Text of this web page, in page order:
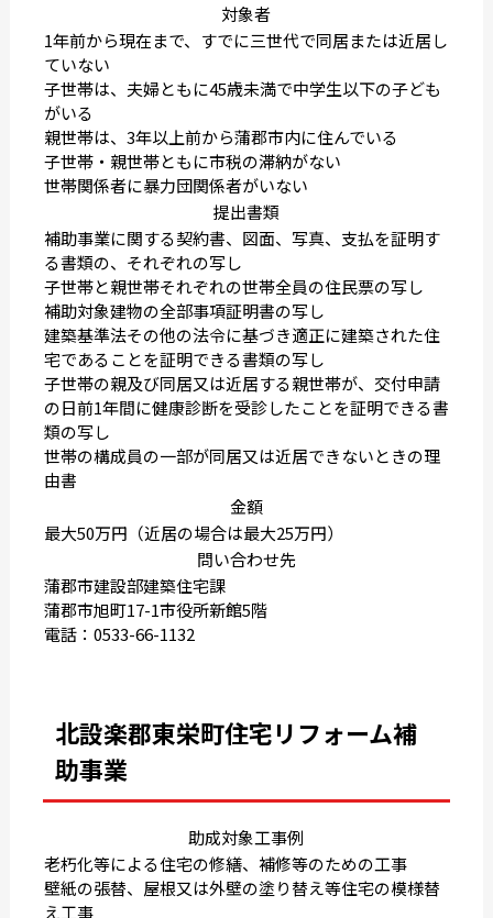
対象者
1年前から現在まで、すでに三世代で同居または近居し
ていない
子世帯は、夫婦ともに45歳未満で中学生以下の子ども
がいる
親世帯は、3年以上前から蒲郡市内に住んでいる
子世帯・親世帯ともに市税の滞納がない
世帯関係者に暴力団関係者がいない
提出書類
補助事業に関する契約書、図面、写真、支払を証明す
る書類の、それぞれの写し
子世帯と親世帯それぞれの世帯全員の住民票の写し
補助対象建物の全部事項証明書の写し
建築基準法その他の法令に基づき適正に建築された住
宅であることを証明できる書類の写し
子世帯の親及び同居又は近居する親世帯が、交付申請
の日前1年間に健康診断を受診したことを証明できる書
類の写し
世帯の構成員の一部が同居又は近居できないときの理
由書
金額
最大50万円（近居の場合は最大25万円）
問い合わせ先
蒲郡市建設部建築住宅課
蒲郡市旭町17-1市役所新館5階
電話：0533-66-1132
北設楽郡東栄町住宅リフォーム補
助事業
助成対象工事例
老朽化等による住宅の修繕、補修等のための工事
壁紙の張替、屋根又は外壁の塗り替え等住宅の模様替
え工事